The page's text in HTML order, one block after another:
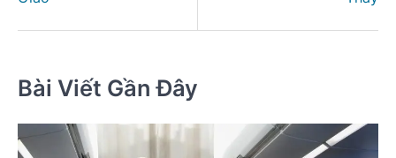
Bài Viết Gần Đây